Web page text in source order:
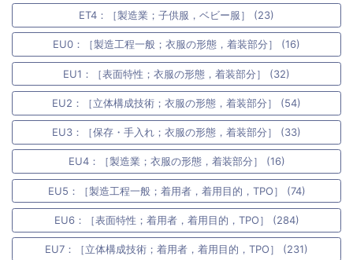
ET4：［製造業；子供服，ベビー服］ (23)
EU0：［製造工程一般；衣服の形態，着装部分］ (16)
EU1：［表面特性；衣服の形態，着装部分］ (32)
EU2：［立体構成技術；衣服の形態，着装部分］ (54)
EU3：［保存・手入れ；衣服の形態，着装部分］ (33)
EU4：［製造業；衣服の形態，着装部分］ (16)
EU5：［製造工程一般；着用者，着用目的，TPO］ (74)
EU6：［表面特性；着用者，着用目的，TPO］ (284)
EU7：［立体構成技術；着用者，着用目的，TPO］ (231)